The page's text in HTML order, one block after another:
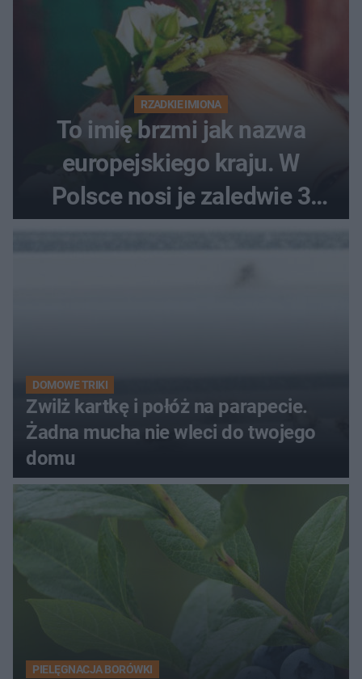
RZADKIE IMIONA
To imię brzmi jak nazwa
europejskiego kraju. W
Polsce nosi je zaledwie 3
DOMOWE TRIKI
Zwilż kartkę i połóż na parapecie.
Żadna mucha nie wleci do twojego
domu
PIELĘGNACJA BORÓWKI